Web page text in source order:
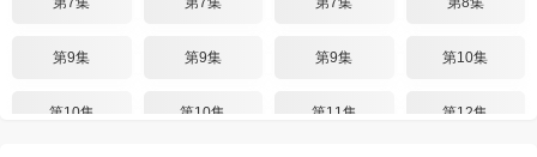
第9集 第9集 第9集 第10集
第10集 第10集 第11集 第12集